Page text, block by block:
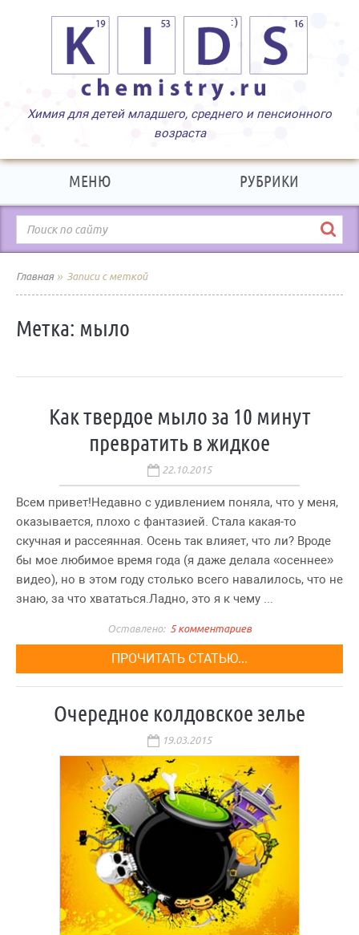
МЕНЮ РУБРИКИ
Главная» Записи с меткой
Метка: мыло
Как твердое мыло за 10 минут
превратить в жидкое
22.10.2015
Всем привет!Недавно с удивлением поняла, что у меня,
оказывается, плохо с фантазией. Стала какая-то
скучная и рассеянная. Осень так влияет, что ли? Вроде
бы мое любимое время года (я даже делала «осеннее»
видео), но в этом году столько всего навалилось, что не
знаю, за что хвататься.Ладно, это я к чему ...
5 комментариев
ПРОЧИТАТЬ СТАТЬЮ...
Очередное колдовское зелье
19.03.2015